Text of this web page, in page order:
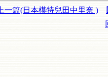
上一篇(日本模特兒田中里奈 )